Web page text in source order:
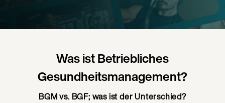
Was ist Betriebliches
Gesundheitsmanagement?
BGM vs. BGF; was ist der Unterschied?